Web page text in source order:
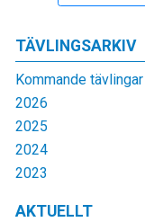
TÄVLINGSARKIV
Kommande tävlingar
2026
2025
2024
2023
AKTUELLT